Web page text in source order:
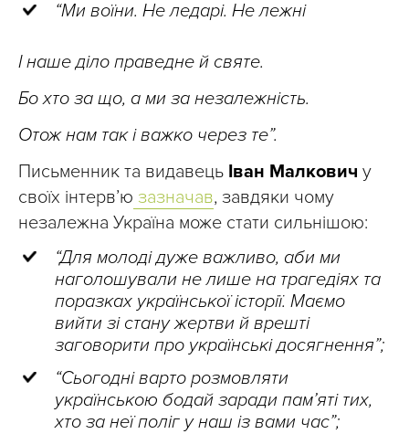
“Ми воїни. Не ледарі. Не лежні
І наше діло праведне й святе.
Бо хто за що, а ми за незалежність.
Отож нам так і важко через те”.
Письменник та видавець Іван Малкович у
своїх інтерв’ю зазначав, завдяки чому
незалежна Україна може стати сильнішою:
“Для молоді дуже важливо, аби ми
наголошували не лише на трагедіях та
поразках української історії. Маємо
вийти зі стану жертви й врешті
заговорити про українські досягнення”;
“Сьогодні варто розмовляти
українською бодай заради пам’яті тих,
хто за неї поліг у наш із вами час”;